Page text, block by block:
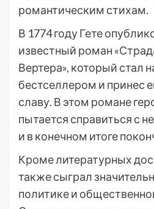
романтическим стихам.
В 1774 году Гете
известный роман
Вертера», который стал
бестселлером и принес
славу. В этом романе
пытается справиться с
и в конечном итоге
Кроме литературных
также сыграл
политике и